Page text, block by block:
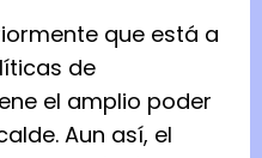
que está a
de
el amplio poder
Aun así, el